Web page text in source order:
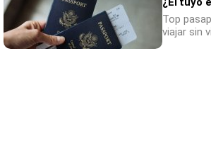
Consejos infalibles para
baño fácil y rápido
Top
viajar sin